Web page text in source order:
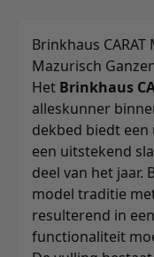
Brinkhaus
Mazurisch
Het Brinkhaus
alleskunner
dekbed biedt
een uitstekend
deel van het
model traditie
resulterend in
functionaliteit